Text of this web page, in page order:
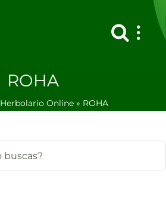
ROHA
Herbolario Online» ROHA